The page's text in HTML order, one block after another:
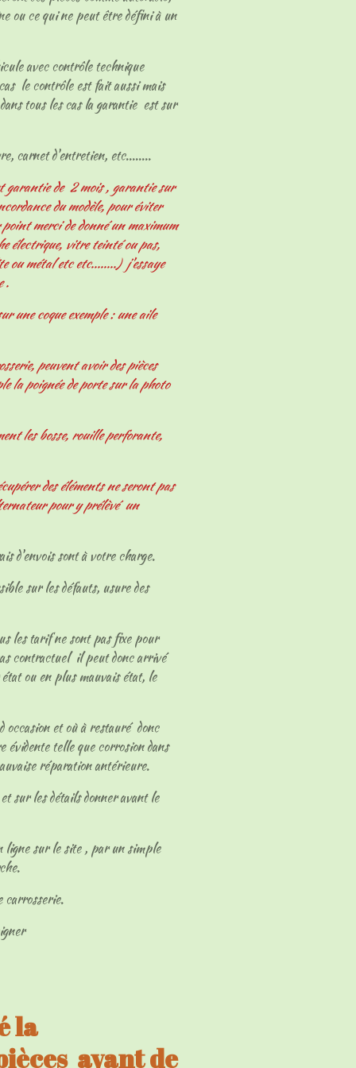
ou ce qui ne peut être défini à un
avec contrôle technique
le contrôle est fait aussi mais
tous les cas la garantie est sur
carnet d'entretien, etc........
garantie de 2 mois , garantie sur
du modèle, pour éviter
merci de donné un maximum
électrique, vitre teinté ou pas,
ou métal etc etc........) j'essaye
.
une coque exemple : une aile
peuvent avoir des pièces
la poignée de porte sur la photo
les bosse, rouille perforante,
des éléments ne seront pas
pour y prélèvé un
d'envois sont à votre charge.
sur les défauts, usure des
les tarif ne sont pas fixe pour
contractuel il peut donc arrivé
ou en plus mauvais état, le
et où à restauré donc
telle que corrosion dans
réparation antérieure.
sur les détails donner avant le
ligne sur le site , par un simple
carrosserie.
la
avant de